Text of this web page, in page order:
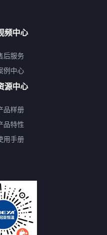
产品资料
咨询热线--
频中心
后服务
例中心
源中心
品样册
品特性
用手册